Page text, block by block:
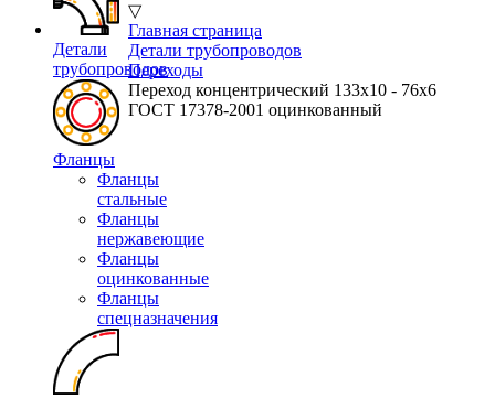
Детали
трубопроводов
Фланцы
Фланцы
стальные
Фланцы
нержавеющие
Фланцы
оцинкованные
Фланцы
спецназначения
▽
Главная страница
Детали трубопроводов
Переходы
Переход концентрический 133х10 - 76х6
ГОСТ 17378-2001 оцинкованный